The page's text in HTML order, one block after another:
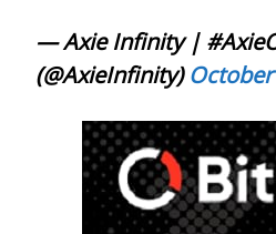
— Axie Infinity |
(@AxieInfinity)